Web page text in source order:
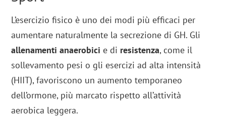
L’esercizio fisico è uno dei modi più efficaci per
aumentare naturalmente la secrezione di GH. Gli
allenamenti anaerobici e di resistenza, come il
sollevamento pesi o gli esercizi ad alta intensità
(HIIT), favoriscono un aumento temporaneo
dell’ormone, più marcato rispetto all’attività
aerobica leggera.